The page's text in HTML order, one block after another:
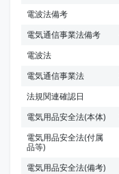
電波法備考
電気通信事業法備考
電波法
電気通信事業法
法規関連確認日
電気用品安全法(本体)
電気用品安全法(付属
品等)
電気用品安全法(備考)